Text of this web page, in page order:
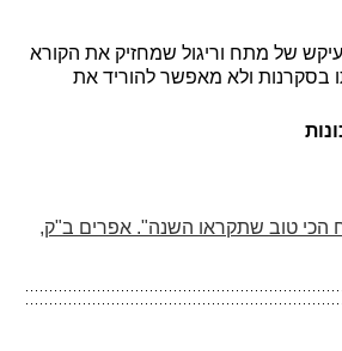
של מתח וריגול שמחזיק את הקורא
בסקרנות ולא מאפשר להוריד את
הכי טוב שתקראו השנה". אפרים ב"ק,